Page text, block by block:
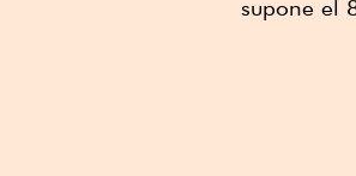
supone el